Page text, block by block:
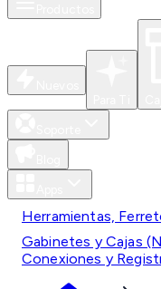
Herramientas,
Gabinetes y Cajas
Conexiones y